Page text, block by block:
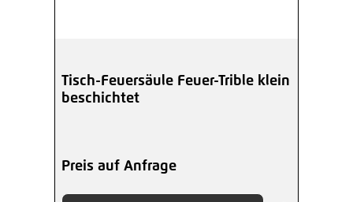
Tisch-Feuersäule Feuer-Trible klein
beschichtet
Preis auf Anfrage